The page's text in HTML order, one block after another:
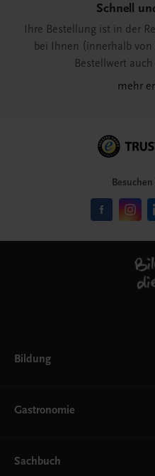
Schnell
Ihre Bestellung ist in der
bei Ihnen (innerhalb von
Bestellwert
mehr
Bildung
AHS
EWF/ZWF
FW
Gastronomie
Getränke
Sachbuch